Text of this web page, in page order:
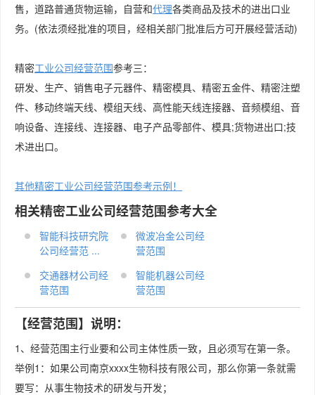
售，道路普通货物运输，自营和代理各类商品及技术的进出口业
务。(依法须经批准的项目，经相关部门批准后方可开展经营活动)
精密工业公司经营范围参考三：
研发、生产、销售电子元器件、精密模具、精密五金件、精密注塑
件、移动终端天线、模组天线、高性能天线连接器、音频模组、音
响设备、连接线、连接器、电子产品零部件、模具;货物进出口;技
术进出口。
其他精密工业公司经营范围参考示例！
相关精密工业公司经营范围参考大全
智能科技研究院
公司经营范 ...
微波冶金公司经
营范围
交通器材公司经
营范围
智能机器公司经
营范围
【经营范围】说明：
1、经营范围主行业要和公司主体性质一致，且必须写在第一条。
举例1：如果公司南京xxxx生物科技有限公司，那么你第一条就需
要写：从事生物技术的研发与开发；